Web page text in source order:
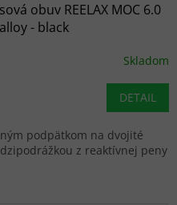
obuv REELAX MOC 6.0
- black
Skladom
DETAIL
podpätkom na dvojité
z reaktívnej peny